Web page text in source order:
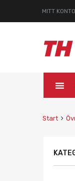
MITT KONTO
Start